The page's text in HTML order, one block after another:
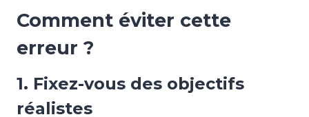
Comment éviter cette
erreur ?
1. Fixez-vous des objectifs
réalistes